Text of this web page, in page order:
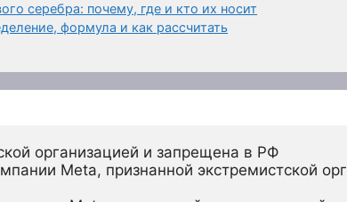
серебра: почему, где и кто их носит
формула и как рассчитать
организацией и запрещена в РФ
Meta, признанной экстремистской